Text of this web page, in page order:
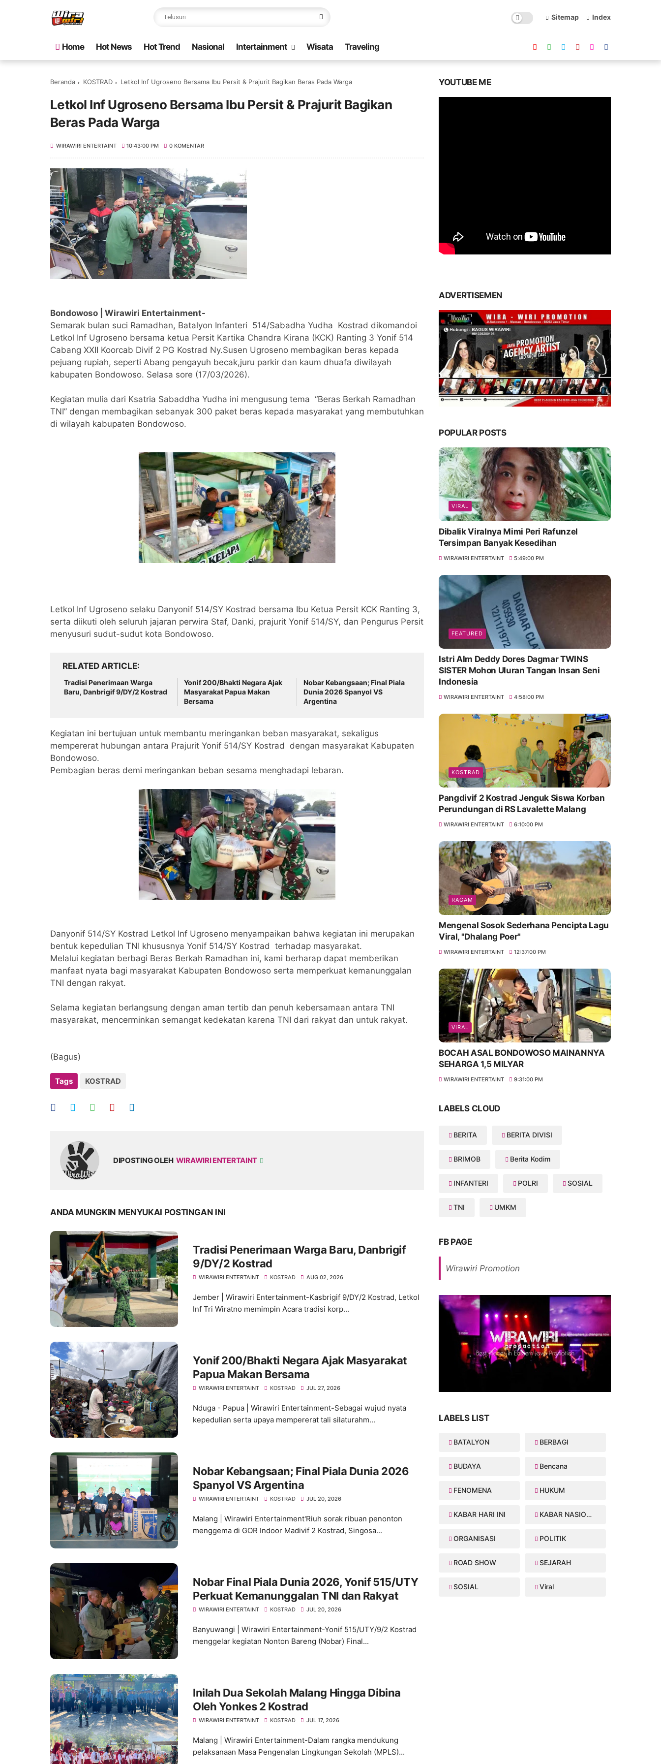
Sitemap Index
Home Hot News Hot Trend Nasional Intertainment Wisata Traveling
Beranda KOSTRAD Letkol Inf Ugroseno Bersama Ibu Persit & Prajurit Bagikan Beras Pada Warga
Letkol Inf Ugroseno Bersama Ibu Persit & Prajurit Bagikan
Beras Pada Warga
WIRAWIRI ENTERTAINT 10:43:00 PM 0 KOMENTAR
Bondowoso | Wirawiri Entertainment-
Semarak bulan suci Ramadhan, Batalyon Infanteri 514/Sabadha Yudha Kostrad dikomandoi
Letkol Inf Ugroseno bersama ketua Persit Kartika Chandra Kirana (KCK) Ranting 3 Yonif 514
Cabang XXII Koorcab Divif 2 PG Kostrad Ny.Susen Ugroseno membagikan beras kepada
pejuang rupiah, seperti Abang pengayuh becak,juru parkir dan kaum dhuafa diwilayah
kabupaten Bondowoso. Selasa sore (17/03/2026).
Kegiatan mulia dari Ksatria Sabaddha Yudha ini mengusung tema “Beras Berkah Ramadhan
TNI” dengan membagikan sebanyak 300 paket beras kepada masyarakat yang membutuhkan
di wilayah kabupaten Bondowoso.
Letkol Inf Ugroseno selaku Danyonif 514/SY Kostrad bersama Ibu Ketua Persit KCK Ranting 3,
serta diikuti oleh seluruh jajaran perwira Staf, Danki, prajurit Yonif 514/SY, dan Pengurus Persit
menyusuri sudut-sudut kota Bondowoso.
RELATED ARTICLE
Tradisi Penerimaan Warga
Baru, Danbrigif 9/DY/2 Kostrad
Yonif 200/Bhakti Negara Ajak
Masyarakat Papua Makan
Bersama
Nobar Kebangsaan; Final Piala
Dunia 2026 Spanyol VS
Argentina
Kegiatan ini bertujuan untuk membantu meringankan beban masyarakat, sekaligus
mempererat hubungan antara Prajurit Yonif 514/SY Kostrad dengan masyarakat Kabupaten
Bondowoso.
Pembagian beras demi meringankan beban sesama menghadapi lebaran.
Danyonif 514/SY Kostrad Letkol Inf Ugroseno menyampaikan bahwa kegiatan ini merupakan
bentuk kepedulian TNI khususnya Yonif 514/SY Kostrad terhadap masyarakat.
Melalui kegiatan berbagi Beras Berkah Ramadhan ini, kami berharap dapat memberikan
manfaat nyata bagi masyarakat Kabupaten Bondowoso serta memperkuat kemanunggalan
TNI dengan rakyat.
Selama kegiatan berlangsung dengan aman tertib dan penuh kebersamaan antara TNI
masyarakat, mencerminkan semangat kedekatan karena TNI dari rakyat dan untuk rakyat.
(Bagus)
Tags KOSTRAD
DIPOSTING OLEH WIRAWIRI ENTERTAINT
ANDA MUNGKIN MENYUKAI POSTINGAN INI
Tradisi Penerimaan Warga Baru, Danbrigif
9/DY/2 Kostrad
WIRAWIRI ENTERTAINT KOSTRAD AUG 02, 2026
Jember | Wirawiri Entertainment-Kasbrigif 9/DY/2 Kostrad, Letkol
Inf Tri Wiratno memimpin Acara tradisi korp...
Yonif 200/Bhakti Negara Ajak Masyarakat
Papua Makan Bersama
WIRAWIRI ENTERTAINT KOSTRAD JUL 27, 2026
Nduga - Papua | Wirawiri Entertainment-Sebagai wujud nyata
kepedulian serta upaya mempererat tali silaturahm...
Nobar Kebangsaan; Final Piala Dunia 2026
Spanyol VS Argentina
WIRAWIRI ENTERTAINT KOSTRAD JUL 20, 2026
Malang | Wirawiri Entertainment'Riuh sorak ribuan penonton
menggema di GOR Indoor Madivif 2 Kostrad, Singosa...
Nobar Final Piala Dunia 2026, Yonif 515/UTY
Perkuat Kemanunggalan TNI dan Rakyat
WIRAWIRI ENTERTAINT KOSTRAD JUL 20, 2026
Banyuwangi | Wirawiri Entertainment-Yonif 515/UTY/9/2 Kostrad
menggelar kegiatan Nonton Bareng (Nobar) Final...
Inilah Dua Sekolah Malang Hingga Dibina
Oleh Yonkes 2 Kostrad
WIRAWIRI ENTERTAINT KOSTRAD JUL 17, 2026
Malang | Wirawiri Entertainment-Dalam rangka mendukung
pelaksanaan Masa Pengenalan Lingkungan Sekolah (MPLS)...
YOUTUBE ME
ADVERTISEMEN
POPULAR POSTS
VIRAL
Dibalik Viralnya Mimi Peri Rafunzel
Tersimpan Banyak Kesedihan
WIRAWIRI ENTERTAINT 5:49:00 PM
FEATURED
Istri Alm Deddy Dores Dagmar TWINS
SISTER Mohon Uluran Tangan Insan Seni
Indonesia
WIRAWIRI ENTERTAINT 4:58:00 PM
KOSTRAD
Pangdivif 2 Kostrad Jenguk Siswa Korban
Perundungan di RS Lavalette Malang
WIRAWIRI ENTERTAINT 6:10:00 PM
RAGAM
Mengenal Sosok Sederhana Pencipta Lagu
Viral, "Dhalang Poer"
WIRAWIRI ENTERTAINT 12:37:00 PM
VIRAL
BOCAH ASAL BONDOWOSO MAINANNYA
SEHARGA 1,5 MILYAR
WIRAWIRI ENTERTAINT 9:31:00 PM
LABELS CLOUD
BERITA BERITA DIVISI
BRIMOB Berita Kodim
INFANTERI POLRI SOSIAL
TNI UMKM
FB PAGE
Wirawiri Promotion
LABELS LIST
BATALYON BERBAGI
BUDAYA Bencana
FENOMENA HUKUM
KABAR HARI INI KABAR NASIONAL
ORGANISASI POLITIK
ROAD SHOW SEJARAH
SOSIAL Viral